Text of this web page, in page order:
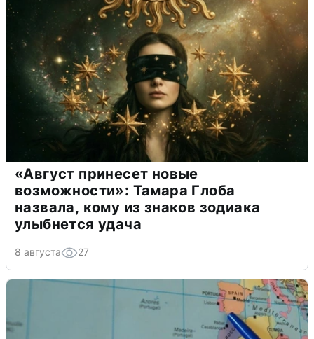
«Август принесет новые
возможности»: Тамара Глоба
назвала, кому из знаков зодиака
улыбнется удача
8 августа 27